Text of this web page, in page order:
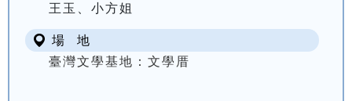
王玉、小方姐
場 地
臺灣文學基地：文學厝